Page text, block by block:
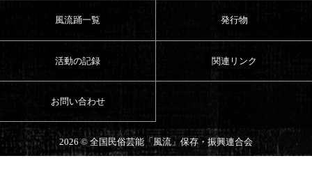
風流踊一覧 発行物
活動の記録 関連リンク
お問い合わせ
2026 © 全国民俗芸能「風流」保存・振興連合会